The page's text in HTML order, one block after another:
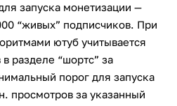
запуска монетизации —
“живых” подписчиков. При
ютуб учитывается
разделе “шортс” за
порог для запуска
просмотров за указанный